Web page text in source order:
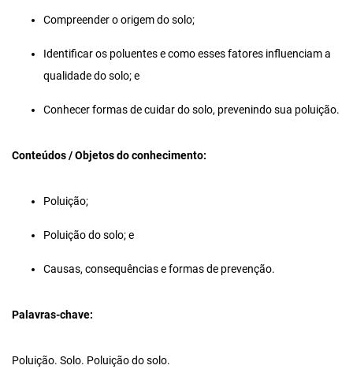
Compreender o origem do solo;
Identificar os poluentes e como esses fatores influenciam a
qualidade do solo; e
Conhecer formas de cuidar do solo, prevenindo sua poluição.
Conteúdos / Objetos do conhecimento:
Poluição;
Poluição do solo; e
Causas, consequências e formas de prevenção.
Palavras-chave:
Poluição. Solo. Poluição do solo.